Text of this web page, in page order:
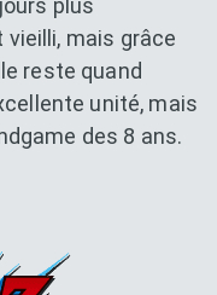
plus
mais grâce
reste quand
unité, mais
des 8 ans.
Essentials x Dragon